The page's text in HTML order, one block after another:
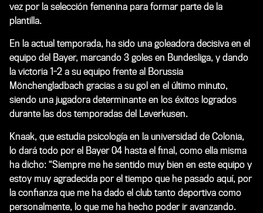
vez por la selección femenina para formar parte de la
plantilla.
En la actual temporada, ha sido una goleadora decisiva en el
equipo del Bayer, marcando 3 goles en Bundesliga, y dando
la victoria 1-2 a su equipo frente al Borussia
Mönchengladbach gracias a su gol en el último minuto,
siendo una jugadora determinante en los éxitos logrados
durante las dos temporadas del Leverkusen.
Knaak, que estudia psicología en la universidad de Colonia,
lo dará todo por el Bayer 04 hasta el final, como ella misma
ha dicho: “Siempre me he sentido muy bien en este equipo y
estoy muy agradecida por el tiempo que he pasado aquí, por
la confianza que me ha dado el club tanto deportiva como
personalmente, lo que me ha hecho poder ir avanzando.